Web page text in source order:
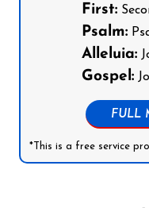
First:
Psalm:
Alleluia:
Gospel:
FULL
*This is a free service